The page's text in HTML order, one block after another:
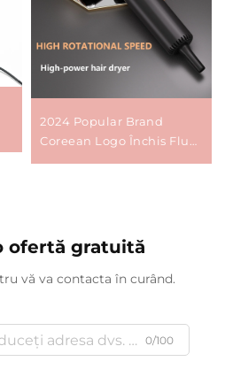
2024 Popular Brand
Coreean Logo Închis Flux
ofertă gratuită
vă va contacta în curând.
0/100